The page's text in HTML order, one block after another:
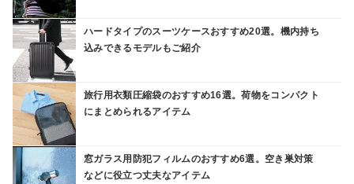
ハードタイプのスーツケースおすすめ20選。機内持ち
込みできるモデルもご紹介
旅行用衣類圧縮袋のおすすめ16選。荷物をコンパクト
にまとめられるアイテム
窓ガラス用防犯フィルムのおすすめ6選。空き巣対策
などに役立つ丈夫なアイテム